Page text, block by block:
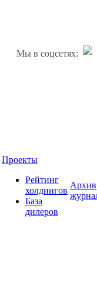
Мы в соцсетях:
Проекты
Рейтинг
холдингов
База
дилеров
Архив